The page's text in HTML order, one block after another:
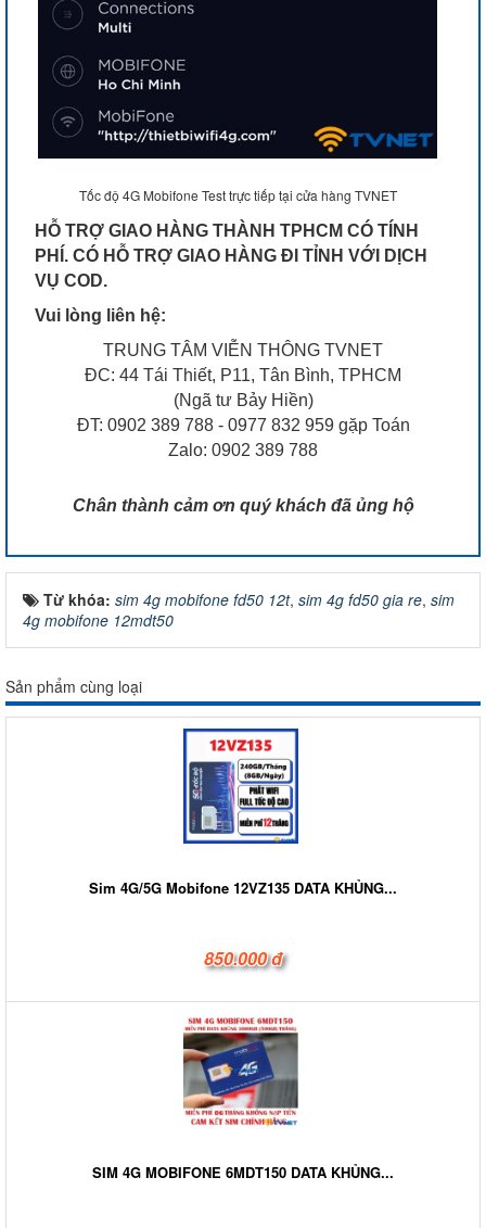
Tốc độ 4G Mobifone Test trực tiếp tại cửa hàng TVNET
HỖ TRỢ GIAO HÀNG THÀNH TPHCM CÓ TÍNH
PHÍ. CÓ HỖ TRỢ GIAO HÀNG ĐI TỈNH VỚI DỊCH
VỤ COD.
Vui lòng liên hệ:
TRUNG TÂM VIỄN THÔNG TVNET
ĐC: 44 Tái Thiết, P11, Tân Bình, TPHCM
(Ngã tư Bảy Hiền)
ĐT: 0902 389 788 - 0977 832 959 gặp Toán
Zalo: 0902 389 788
Chân thành cảm ơn quý khách đã ủng hộ
Từ khóa: sim 4g mobifone fd50 12t, sim 4g fd50 gia re, sim
4g mobifone 12mdt50
Sản phẩm cùng loại
Sim 4G/5G Mobifone 12VZ135 DATA KHỦNG...
850.000 đ
SIM 4G MOBIFONE 6MDT150 DATA KHỦNG...